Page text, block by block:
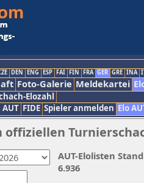
DEN ENG ESP FAI FIN FRA GER GRE INA
Foto-Galerie Meldekartei
Elozahl
FIDE Spieler anmelden Elo
AUT-Elolisten
6.936